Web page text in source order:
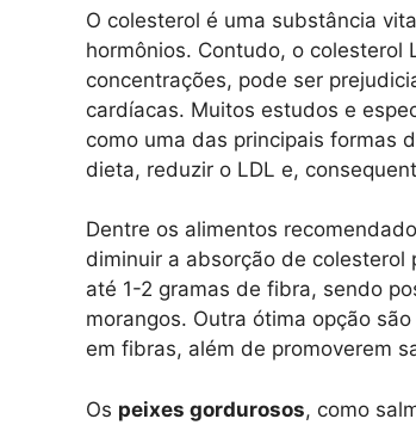
O colesterol é uma substância
hormônios. Contudo, o colesterol
concentrações, pode ser
cardíacas. Muitos estudos e
como uma das principais formas
dieta, reduzir o LDL e,
Dentre os alimentos
diminuir a absorção de
até 1-2 gramas de fibra, sendo
morangos. Outra ótima opção são
em fibras, além de promoverem
Os peixes gordurosos, como